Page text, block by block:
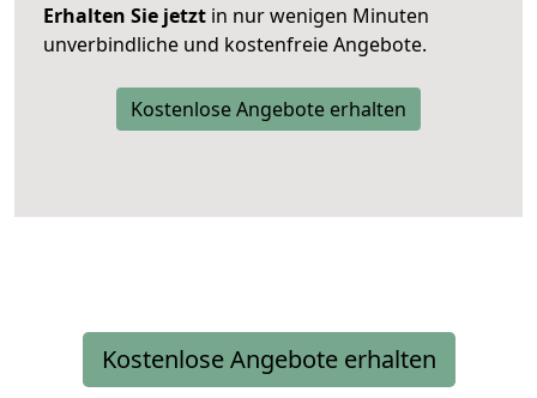
Erhalten Sie jetzt in nur wenigen Minuten
unverbindliche und kostenfreie Angebote.
Kostenlose Angebote erhalten
Kostenlose Angebote erhalten